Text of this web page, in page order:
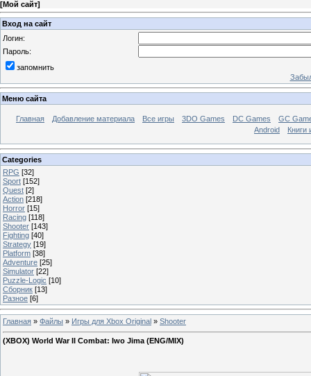
[Мой сайт]
Вход на сайт
Логин:
Пароль:
запомнить
Меню сайта
Главная Добавление материала Все игры 3DO Games DC Games
GC
Android
Книги
Categories
RPG [32]
Sport [152]
Quest [2]
Action [218]
Horror [15]
Racing [118]
Shooter [143]
Fighting [40]
Strategy [19]
Platform [38]
Adventure [25]
Simulator [22]
Puzzle-Logic [10]
Сборник [13]
Разное [6]
Главная » Файлы » Игры для Xbox Original » Shooter
(XBOX) World War II Combat: Iwo Jima (ENG/MIX)